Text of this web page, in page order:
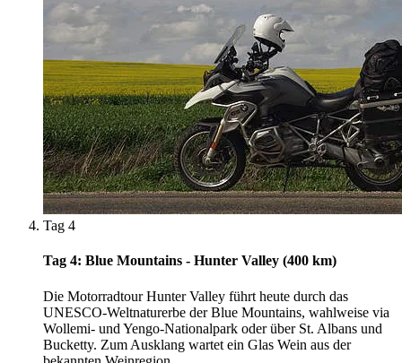
Tag 4
Tag 4: Blue Mountains - Hunter Valley (400 km)
Die Motorradtour Hunter Valley führt heute durch das
UNESCO-Weltnaturerbe der Blue Mountains, wahlweise via
Wollemi- und Yengo-Nationalpark oder über St. Albans und
Bucketty. Zum Ausklang wartet ein Glas Wein aus der